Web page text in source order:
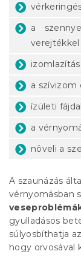
a
a szívizom
ízületi
a
növeli a
A szaunázás
vérnyomásban
gyulladásos
súlyosbíthatja
hogy orvosával